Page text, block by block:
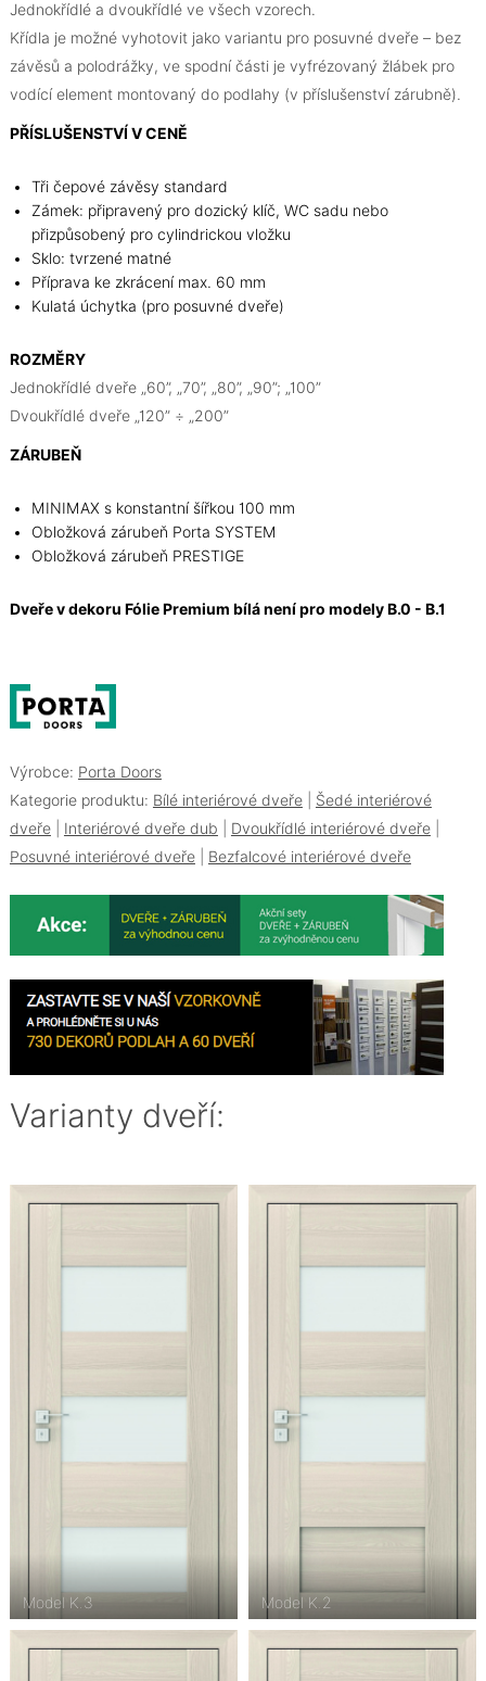
Jednokřídlé a dvoukřídlé ve všech vzorech.
Křídla je možné vyhotovit jako variantu pro posuvné dveře – bez
závěsů a polodrážky, ve spodní části je vyfrézovaný žlábek pro
vodící element montovaný do podlahy (v příslušenství zárubně).
PŘÍSLUŠENSTVÍ V CENĚ
Tři čepové závěsy standard
Zámek: připravený pro dozický klíč, WC sadu nebo
přizpůsobený pro cylindrickou vložku
Sklo: tvrzené matné
Příprava ke zkrácení max. 60 mm
Kulatá úchytka (pro posuvné dveře)
ROZMĚRY
Jednokřídlé dveře „60”, „70”, „80”, „90”; „100”
Dvoukřídlé dveře „120” ÷ „200”
ZÁRUBEŇ
MINIMAX s konstantní šířkou 100 mm
Obložková zárubeň Porta SYSTEM
Obložková zárubeň PRESTIGE
Dveře v dekoru Fólie Premium bílá není pro modely B.0 - B.1
Výrobce: Porta Doors
Kategorie produktu: Bílé interiérové dveře| Šedé interiérové
dveře| Interiérové dveře dub Dvoukřídlé interiérové dveře|
Posuvné interiérové dveře| Bezfalcové interiérové dveře
Varianty dveří:
Model K.3 Model K.2